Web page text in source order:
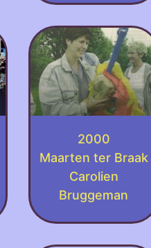
2000
Maarten ter Braak
Carolien
Bruggeman